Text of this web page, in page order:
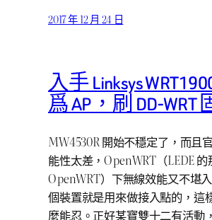
2017 年 12 月 24 日
入手 Linksys
爲 AP，刷 DD-WRT
MW4530R 開始不穩定了，而且
能性太差，OpenWRT（LEDE 的
OpenWRT）下無線效能又不堪
個裝置就是用來做接入點的，這
麼能忍。正好某寶雙十二有活動